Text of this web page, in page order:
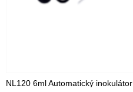
NL120 6ml Automatický inokulátor